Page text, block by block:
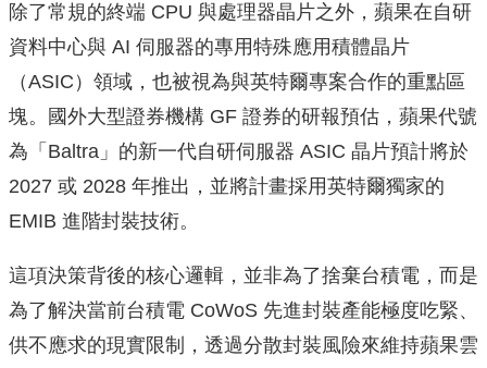
除了常規的終端 CPU 與處理器晶片之外，蘋果在自研
資料中心與 AI 伺服器的專用特殊應用積體晶片
（ASIC）領域，也被視為與英特爾專案合作的重點區
塊。國外大型證券機構 GF 證券的研報預估，蘋果代號
為「Baltra」的新一代自研伺服器 ASIC 晶片預計將於
2027 或 2028 年推出，並將計畫採用英特爾獨家的
EMIB 進階封裝技術。
這項決策背後的核心邏輯，並非為了捨棄台積電，而是
為了解決當前台積電 CoWoS 先進封裝產能極度吃緊、
供不應求的現實限制，透過分散封裝風險來維持蘋果雲